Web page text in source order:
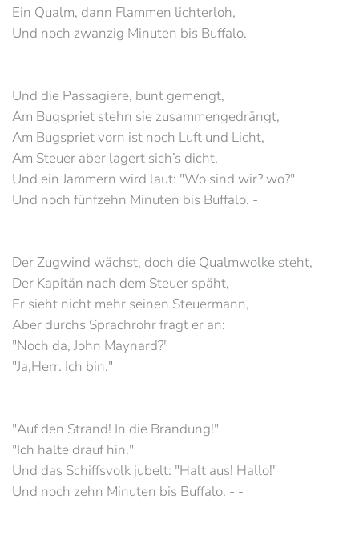
Ein Qualm, dann Flammen lichterloh,
Und noch zwanzig Minuten bis Buffalo.
Und die Passagiere, bunt gemengt,
Am Bugspriet stehn sie zusammengedrängt,
Am Bugspriet vorn ist noch Luft und Licht,
Am Steuer aber lagert sich’s dicht,
Und ein Jammern wird laut: "Wo sind wir? wo?"
Und noch fünfzehn Minuten bis Buffalo. -
Der Zugwind wächst, doch die Qualmwolke steht,
Der Kapitän nach dem Steuer späht,
Er sieht nicht mehr seinen Steuermann,
Aber durchs Sprachrohr fragt er an:
"Noch da, John Maynard?"
"Ja,Herr. Ich bin."
"Auf den Strand! In die Brandung!"
"Ich halte drauf hin."
Und das Schiffsvolk jubelt: "Halt aus! Hallo!"
Und noch zehn Minuten bis Buffalo. - -